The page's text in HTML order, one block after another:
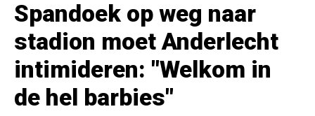
Spandoek op weg naar
stadion moet Anderlecht
intimideren: "Welkom in
de hel barbies"